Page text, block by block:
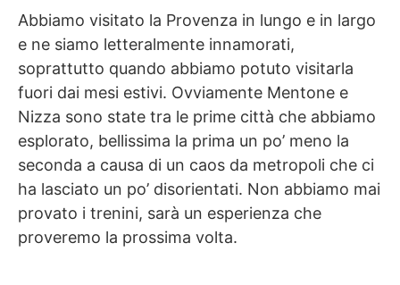
Abbiamo visitato la Provenza in lungo e in largo
e ne siamo letteralmente innamorati,
soprattutto quando abbiamo potuto visitarla
fuori dai mesi estivi. Ovviamente Mentone e
Nizza sono state tra le prime città che abbiamo
esplorato, bellissima la prima un po’ meno la
seconda a causa di un caos da metropoli che ci
ha lasciato un po’ disorientati. Non abbiamo mai
provato i trenini, sarà un esperienza che
proveremo la prossima volta.